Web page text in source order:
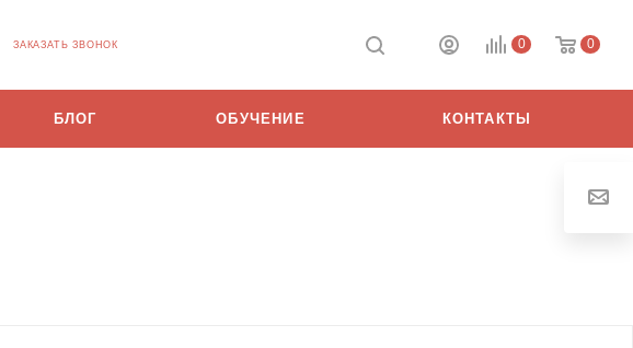
ЗАКАЗАТЬ ЗВОНОК 0 0
БЛОГ ОБУЧЕНИЕ КОНТАКТЫ